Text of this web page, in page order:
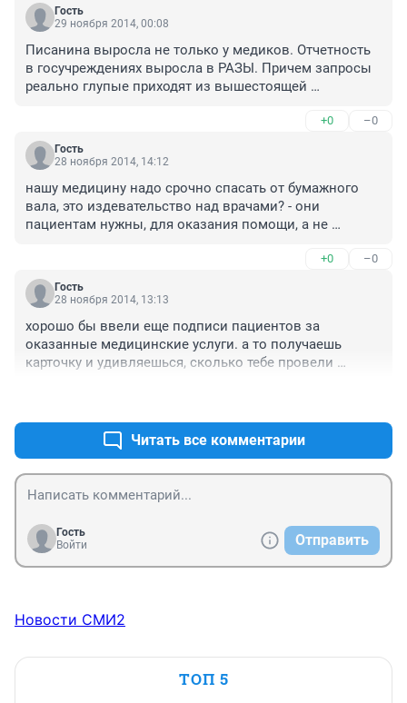
Гость
29 ноября 2014, 00:08
Писанина выросла не только у медиков. Отчетность
в госучреждениях выросла в РАЗЫ. Причем запросы
реально глупые приходят из вышестоящей
племянницу взяли вот она и "отбивает" зряплату.
Численность вышестоящих отделов растет, растет
количество подаваемой информации "ниочем", а
расписание от 1980 года, и там вам не положено
количество человек увеличивать). Так что зря тут о
бумажках дискутируем, все хотят на своих высоких
Чем больше бумаг напридумывать, тем больше
родичей устроишь
+0 –0
Гость
28 ноября 2014, 14:12
нашу медицину надо срочно спасать от бумажного
вала, это издевательство над врачами? - они
пациентам нужны, для оказания помощи, а не
увеличивайте количество людей в статистике и
снимите с врачей эту писанину
+0 –0
Гость
28 ноября 2014, 13:13
хорошо бы ввели еще подписи пациентов за
оказанные медицинские услуги. а то получаешь
карточку и удивляешься, сколько тебе провели
Читать все комментарии
Гость
Войти
Отправить
Новости СМИ2
ТОП 5